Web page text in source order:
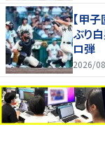
【甲
ぶり
ロ弾
2026/